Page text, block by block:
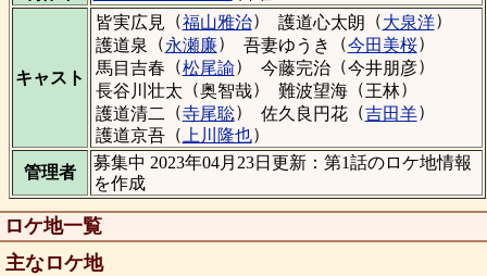
キャスト
皆実広見 （福山雅治） 護道心太朗 （大泉洋）
護道泉 （永瀬廉） 吾妻ゆうき （今田美桜）
馬目吉春 （松尾諭） 今藤完治（今井朋彦）
長谷川壮太 （奥智哉） 難波望海（王林）
護道清二 （寺尾聡） 佐久良円花（吉田羊）
護道京吾（ 上川隆也）
管理者
募集中 2023年04月23日更新：第1話のロケ地情報
を作成
ロケ地一覧
主なロケ地